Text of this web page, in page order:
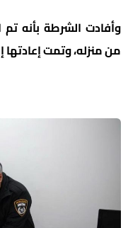
وأفادت الشرطة بأنه تم
من منزله، وتمت إعادتها